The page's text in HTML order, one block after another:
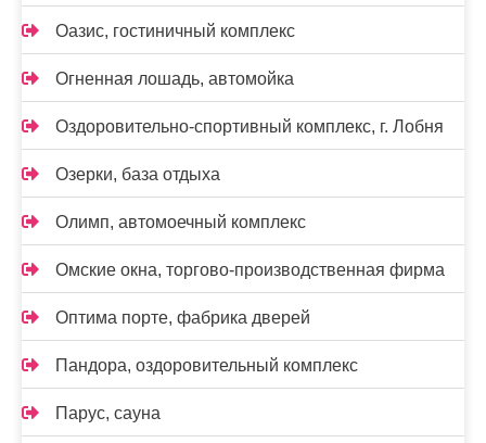
Оазис, гостиничный комплекс
Огненная лошадь, автомойка
Оздоровительно-спортивный комплекс, г. Лобня
Озерки, база отдыха
Олимп, автомоечный комплекс
Омские окна, торгово-производственная фирма
Оптима порте, фабрика дверей
Пандора, оздоровительный комплекс
Парус, сауна